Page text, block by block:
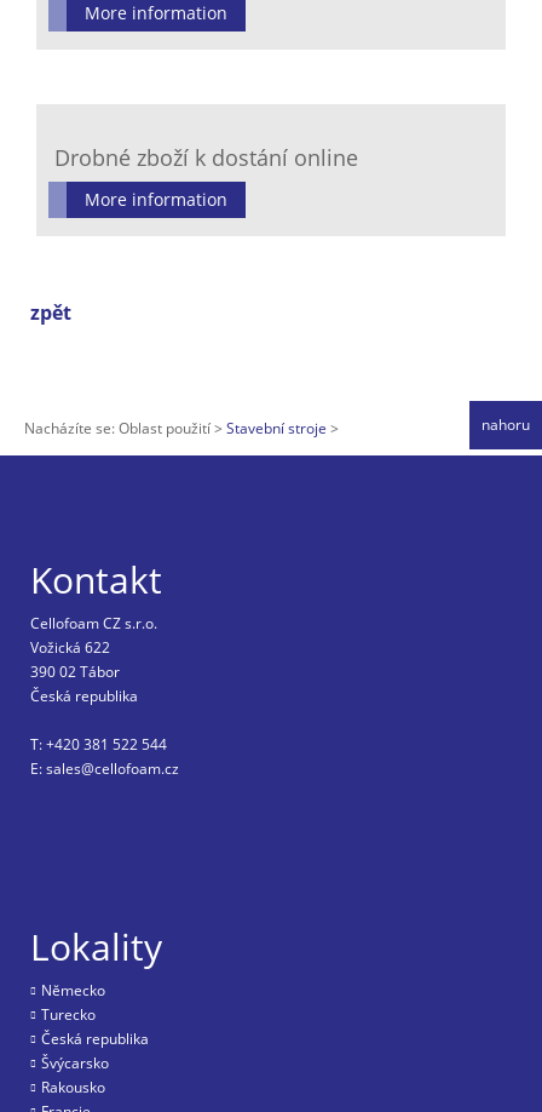
More information
Drobné zboží k dostání online
More information
zpět
Nacházíte se:Oblast použití Stavební stroje nahoru
Kontakt
Cellofoam CZ s.r.o.
Vožická 622
390 02 Tábor
Česká republika
T: +420 381 522 544
E: sales@cellofoam.cz
Lokality
Nĕmecko
Turecko
Česká republika
Švýcarsko
Rakousko